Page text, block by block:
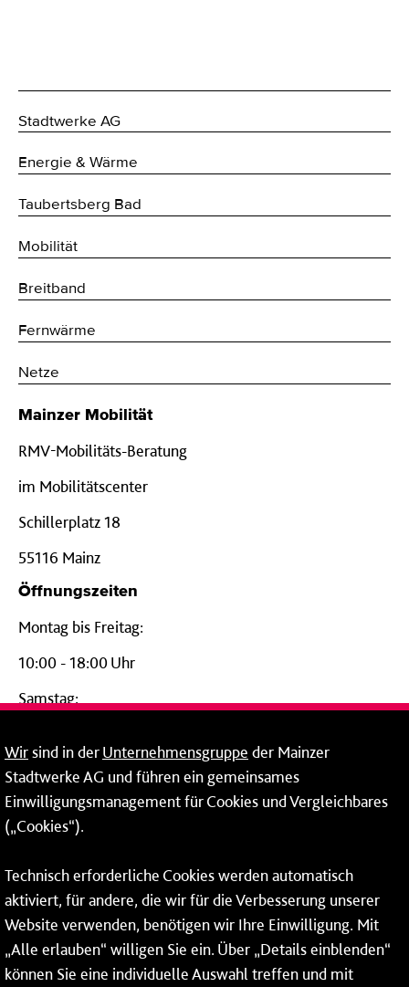
Stadtwerke AG
Energie & Wärme
Taubertsberg Bad
Mobilität
Breitband
Fernwärme
Netze
Mainzer Mobilität
RMV-Mobilitäts-Beratung
im Mobilitätscenter
Schillerplatz 18
55116 Mainz
Öffnungszeiten
Montag bis Freitag:
10:00 - 18:00 Uhr
Samstag:
24-Stunden-Telefon*
06131 – 12 77 77
Fax: 06131 – 12 66 66
* Montags bis freitags bis 7 und ab 18 Uhr sowie an
Wochenenden und Feiertagen ganztags werden Ihre
Anrufe je nach Themenauswahl an ein Callcenter des
RMV oder von nextbike weitergeleitet. Dort erhalten Sie
Wirsind in derUnternehmensgruppe der Mainzer
Stadtwerke AG und führen ein gemeinsames
Einwilligungsmanagement für Cookies und Vergleichbares
(„Cookies“).
Technisch erforderliche Cookies werden automatisch
aktiviert, für andere, die wir für die Verbesserung unserer
Website verwenden, benötigen wir Ihre Einwilligung. Mit
„Alle erlauben“ willigen Sie ein. Über „Details einblenden“
können Sie eine individuelle Auswahl treffen und mit